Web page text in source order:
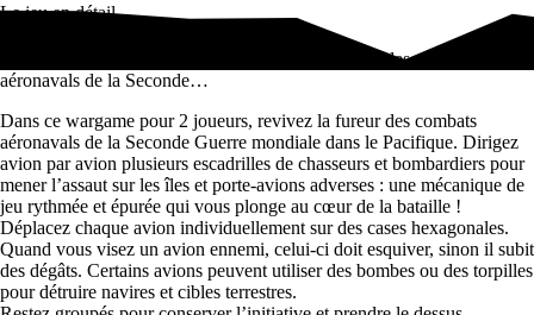
Le jeu en détail
Dans ce wargame pour 2 joueurs, revivez la fureur des combats
aéronavals de la Seconde…
Dans ce wargame pour 2 joueurs, revivez la fureur des combats
aéronavals de la Seconde Guerre mondiale dans le Pacifique. Dirigez
avion par avion plusieurs escadrilles de chasseurs et bombardiers pour
mener l’assaut sur les îles et porte-avions adverses : une mécanique de
jeu rythmée et épurée qui vous plonge au cœur de la bataille !
Déplacez chaque avion individuellement sur des cases hexagonales.
Quand vous visez un avion ennemi, celui-ci doit esquiver, sinon il subit
des dégâts. Certains avions peuvent utiliser des bombes ou des torpilles
pour détruire navires et cibles terrestres.